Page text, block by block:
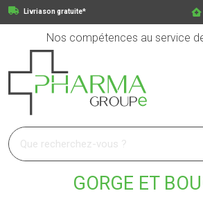
Livriason gratuite*
Nos compétences au service
Pharmagroupe Votre pharmacie en
GORGE ET